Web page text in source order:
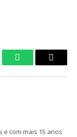
WhatsAppCopy
e com mais 15 anos